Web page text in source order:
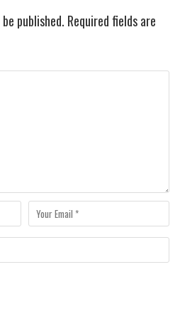
published. Required fields are